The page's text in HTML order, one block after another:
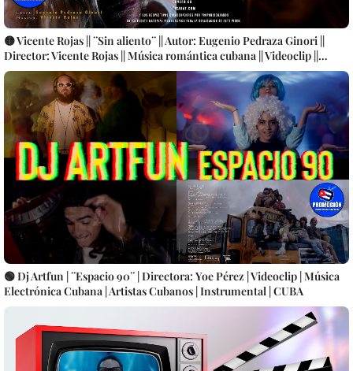
🟡 Vicente Rojas || ¨Sin aliento¨ || Autor: Eugenio Pedraza Ginori ||
Director: Vicente Rojas || Música romántica cubana || Videoclip ||
CUBA
🟢 Dj Artfun | ¨Espacio 90¨ | Directora: Yoe Pérez | Videoclip | Música
Electrónica Cubana | Artistas Cubanos | Instrumental | CUBA